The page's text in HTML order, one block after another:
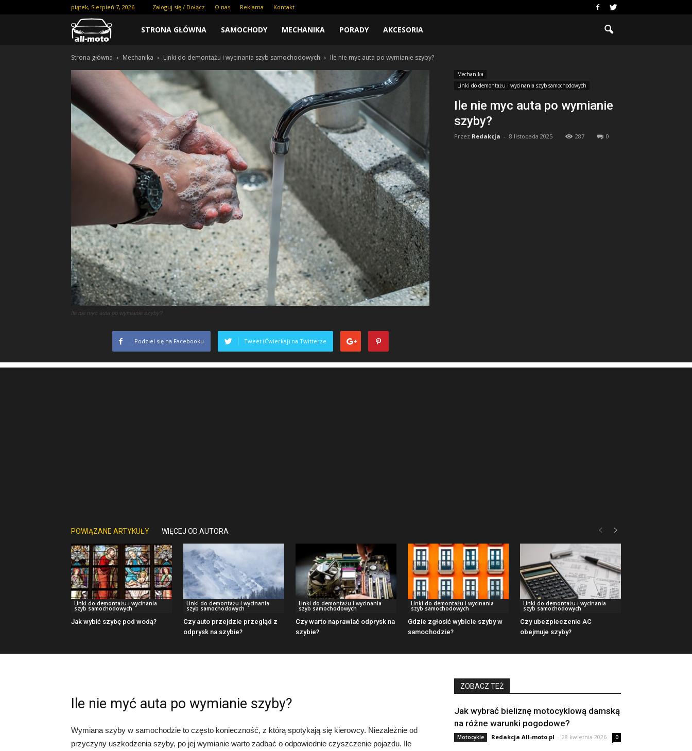
piątek, Sierpień 7, 2026 Zaloguj się / Dołącz O nas Reklama Kontakt
STRONA GŁÓWNA SAMOCHODY MECHANIKA PORADY AKCESORIA
Strona główna Mechanika Linki do demontażu i wycinania szyb samochodowych Ile nie myc auta po wymianie szyby?
Mechanika
Linki do demontażu i wycinania szyb samochodowych
Ile nie myc auta po wymianie
szyby?
Przez Redakcja - 8 listopada 2025 287 0
Ile nie myc auta po wymianie szyby?
Podziel się na Facebooku Tweet (Ćwierkaj) na Twitterze
POWIĄZANE ARTYKUŁY WIĘCEJ OD AUTORA
Linki do demontażu i wycinania
szyb samochodowych
Jak wybić szybę pod wodą?
Linki do demontażu i wycinania
szyb samochodowych
Czy auto przejdzie przegląd z
odprysk na szybie?
Linki do demontażu i wycinania
szyb samochodowych
Czy warto naprawiać odprysk na
szybie?
Linki do demontażu i wycinania
szyb samochodowych
Gdzie zgłosić wybicie szyby w
samochodzie?
Linki do demontażu i wycinania
szyb samochodowych
Czy ubezpieczenie AC
obejmuje szyby?
Ile nie myć auta po wymianie szyby?
Wymiana szyby w samochodzie to często konieczność, z którą spotykają się kierowcy. Niezależnie od
przyczyny uszkodzenia szyby, po jej wymianie warto zadbać o odpowiednie czyszczenie pojazdu. Ile
ZOBACZ TEŻ
Jak wybrać bieliznę motocyklową damską
na różne warunki pogodowe?
Motocykle Redakcja All-moto.pl - 28 kwietnia 2026 0